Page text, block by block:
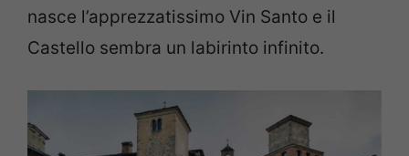
nasce l’apprezzatissimo Vin Santo e il
Castello sembra un labirinto infinito.